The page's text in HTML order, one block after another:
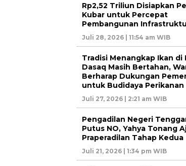
Rp2,52 Triliun Disiapkan
Kubar untuk Percepat
Pembangunan
Juli 28, 2026 | 11:54 am WIB
Tradisi Menangkap Ikan di
Dasaq Masih Bertahan,
Berharap Dukungan
untuk Budidaya Perikanan
Juli 27, 2026 | 2:21 am WIB
Pengadilan Negeri
Putus NO, Yahya Tonang
Praperadilan Tahap Kedua
Juli 21, 2026 | 1:34 pm WIB